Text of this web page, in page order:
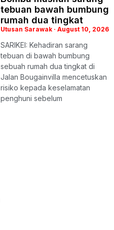
tebuan bawah bumbung
rumah dua tingkat
Utusan Sarawak August 10, 2026
SARIKEI: Kehadiran sarang
tebuan di bawah bumbung
sebuah rumah dua tingkat di
Jalan Bougainvilla mencetuskan
risiko kepada keselamatan
penghuni sebelum